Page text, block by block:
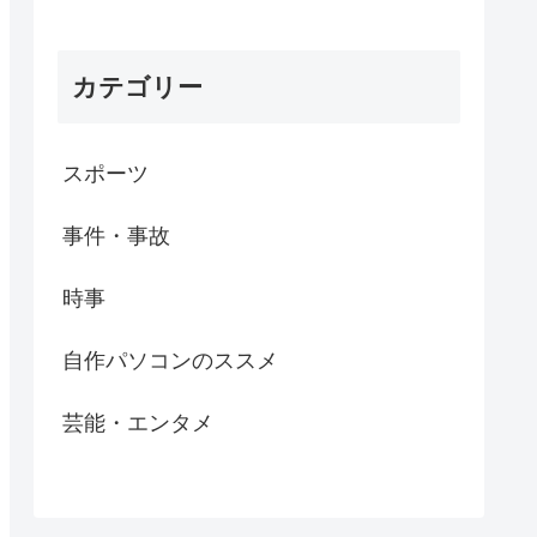
カテゴリー
スポーツ
事件・事故
時事
自作パソコンのススメ
芸能・エンタメ